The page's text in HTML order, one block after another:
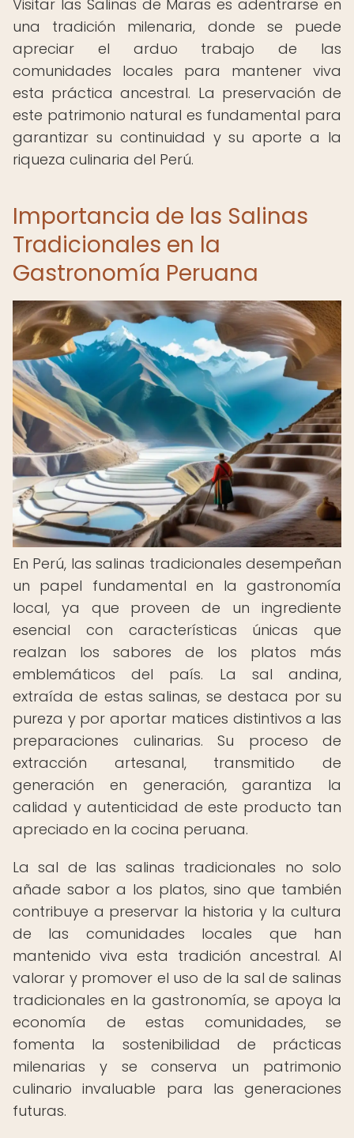
Visitar las Salinas de Maras es adentrarse en
una tradición milenaria, donde se puede
apreciar el arduo trabajo de las
comunidades locales para mantener viva
esta práctica ancestral. La preservación de
este patrimonio natural es fundamental para
garantizar su continuidad y su aporte a la
riqueza culinaria del Perú.
Importancia de las Salinas
Tradicionales en la
Gastronomía Peruana
En Perú, las salinas tradicionales desempeñan
un papel fundamental en la gastronomía
local, ya que proveen de un ingrediente
esencial con características únicas que
realzan los sabores de los platos más
emblemáticos del país. La sal andina,
extraída de estas salinas, se destaca por su
pureza y por aportar matices distintivos a las
preparaciones culinarias. Su proceso de
extracción artesanal, transmitido de
generación en generación, garantiza la
calidad y autenticidad de este producto tan
apreciado en la cocina peruana.
La sal de las salinas tradicionales no solo
añade sabor a los platos, sino que también
contribuye a preservar la historia y la cultura
de las comunidades locales que han
mantenido viva esta tradición ancestral. Al
valorar y promover el uso de la sal de salinas
tradicionales en la gastronomía, se apoya la
economía de estas comunidades, se
fomenta la sostenibilidad de prácticas
milenarias y se conserva un patrimonio
culinario invaluable para las generaciones
futuras.